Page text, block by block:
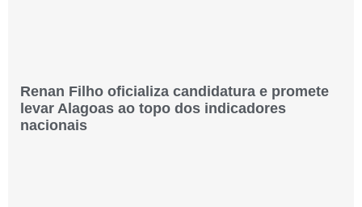
Renan Filho oficializa candidatura e promete
levar Alagoas ao topo dos indicadores
nacionais